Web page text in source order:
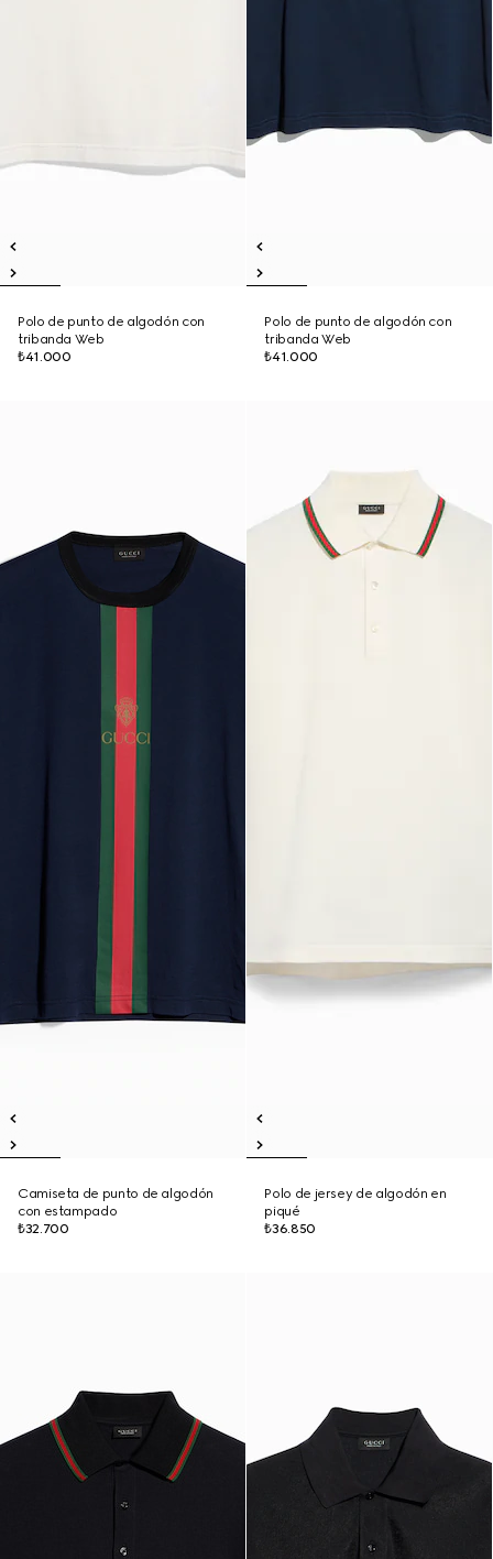
Polo de punto de algodón con
tribanda Web
₺41.000
Polo de punto de algodón con
tribanda Web
₺41.000
Camiseta de punto de algodón
con estampado
₺32.700
Polo de jersey de algodón en
piqué
₺36.850